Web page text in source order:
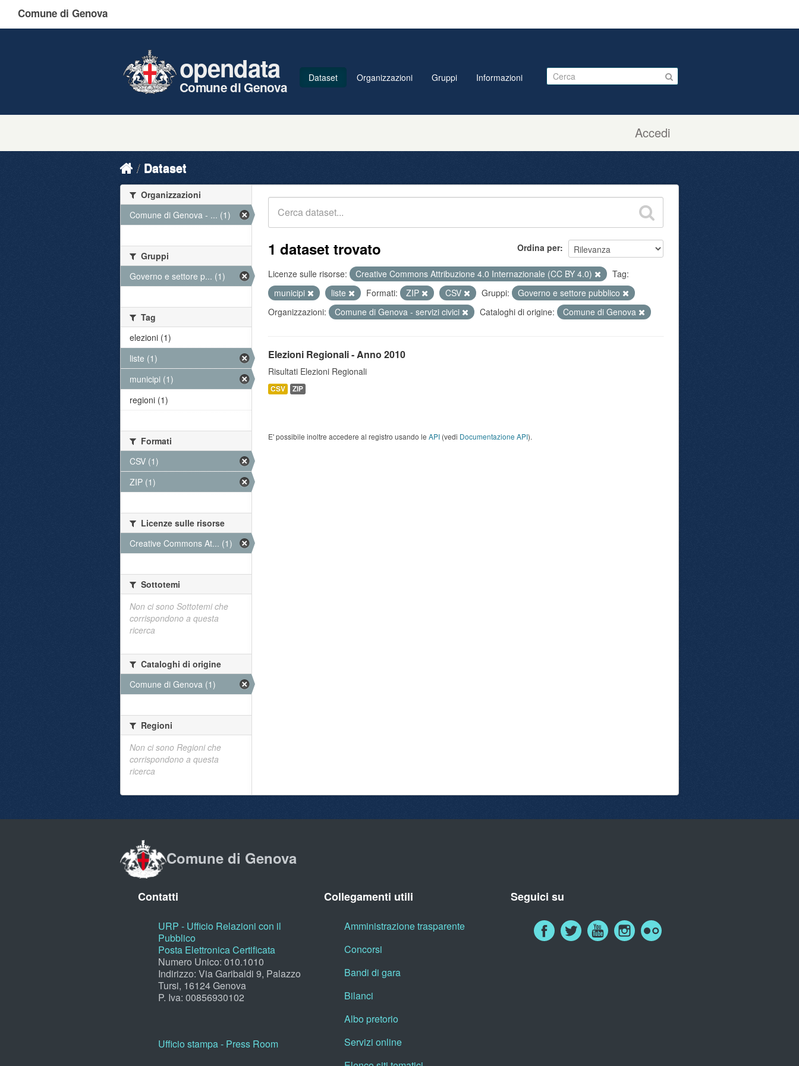
Comune di Genova
Accedi
opendata
Comune di Genova
Dataset Organizzazioni Gruppi Informazioni
Dataset
Ordina per
1 dataset trovato
Licenze sulle risorse: Creative Commons Attribuzione 4.0 Internazionale (CC BY 4.0)
Tag:
municipi
liste Formati: ZIP CSV Gruppi:
Governo e settore pubblico
Organizzazioni:
Comune di Genova - servizi civici Cataloghi di origine: Comune di Genova
Elezioni Regionali - Anno 2010
Risultati Elezioni Regionali
CSV ZIP
E' possibile inoltre accedere al registro usando le API (vedi Documentazione API).
Organizzazioni
Comune di Genova - ... (1)
Gruppi
Governo e settore p... (1)
Tag
elezioni (1)
liste (1)
municipi (1)
regioni (1)
Formati
CSV (1)
ZIP (1)
Licenze sulle risorse
Creative Commons At... (1)
Sottotemi
Non ci sono Sottotemi che
corrispondono a questa
ricerca
Cataloghi di origine
Comune di Genova (1)
Regioni
Non ci sono Regioni che
corrispondono a questa
ricerca
Comune di Genova
Contatti
URP - Ufficio Relazioni con il
Pubblico
Posta Elettronica Certificata
Numero Unico: 010.1010
Indirizzo: Via Garibaldi 9, Palazzo
Tursi, 16124 Genova
P. Iva: 00856930102
Ufficio stampa - Press Room
Collegamenti utili
Amministrazione trasparente
Concorsi
Bandi di gara
Bilanci
Albo pretorio
Servizi online
Seguici su